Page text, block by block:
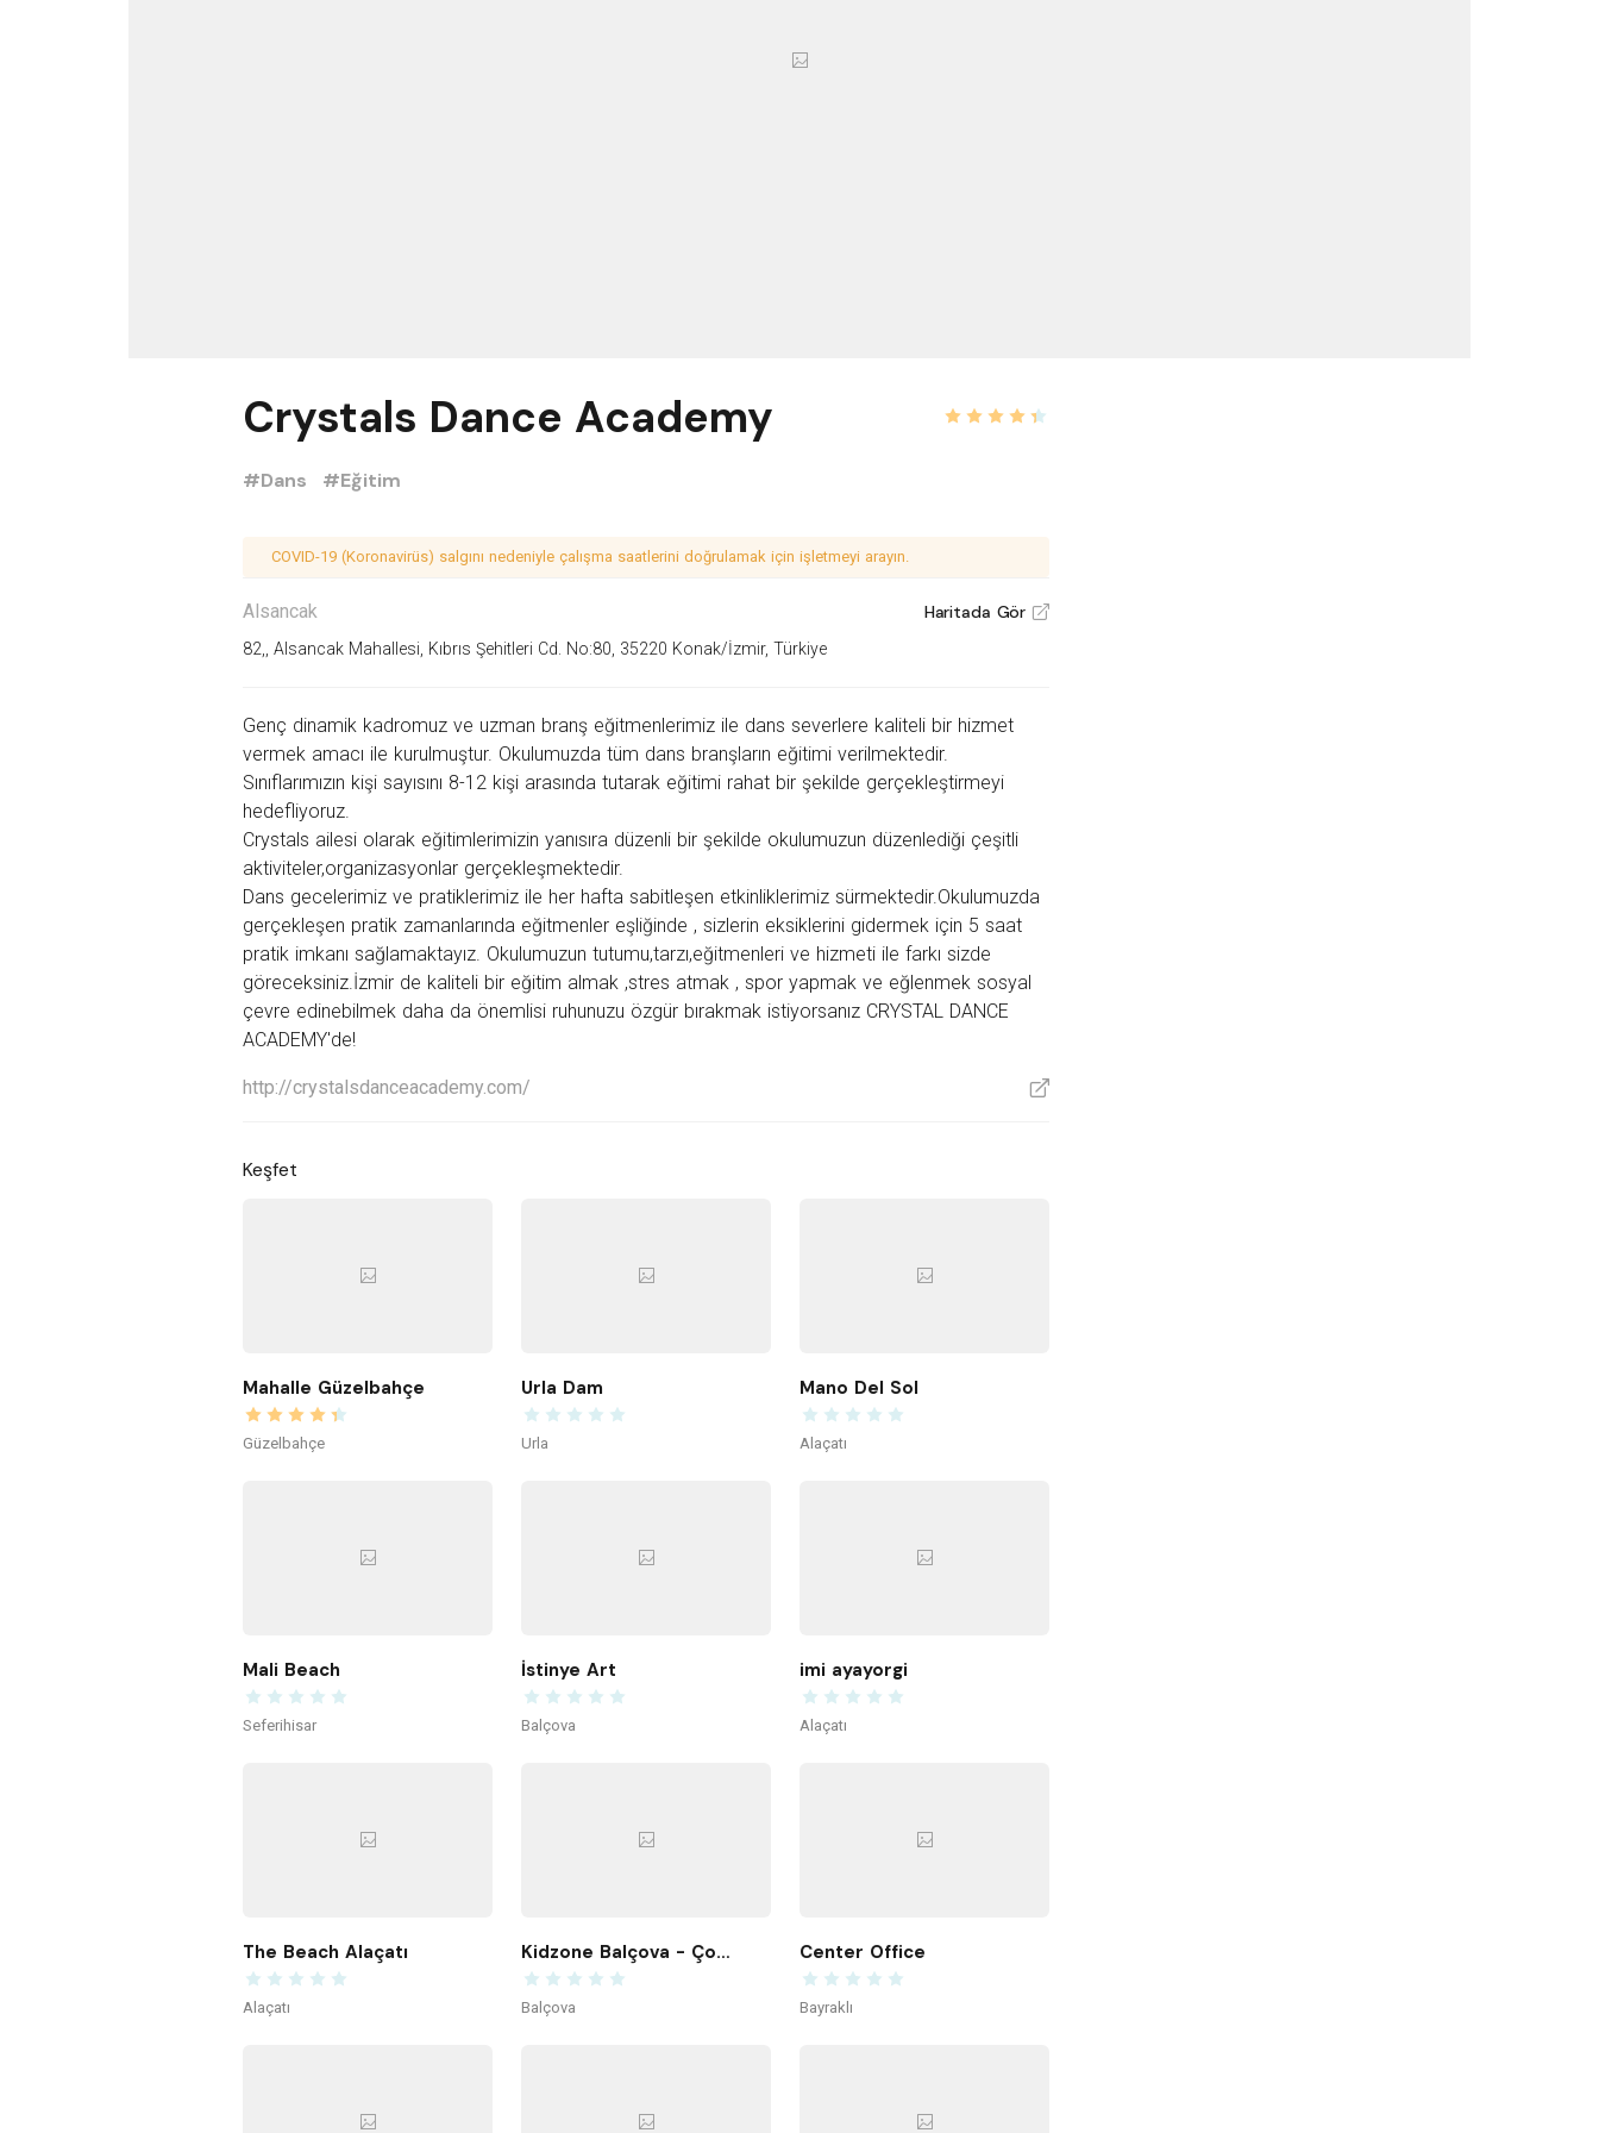
Crystals Dance Academy
#Dans #Eğitim
COVID-19 (Koronavirüs) salgını nedeniyle çalışma saatlerini doğrulamak için işletmeyi arayın.
Alsancak Haritada Gör V
82,, Alsancak Mahallesi, Kıbrıs Şehitleri Cd. No:80, 35220 Konak/İzmir, Türkiye
Genç dinamik kadromuz ve uzman branş eğitmenlerimiz ile dans severlere kaliteli bir hizmet
vermek amacı ile kurulmuştur. Okulumuzda tüm dans branşların eğitimi verilmektedir.
Sınıflarımızın kişi sayısını 8-12 kişi arasında tutarak eğitimi rahat bir şekilde gerçekleştirmeyi
hedefliyoruz.
Crystals ailesi olarak eğitimlerimizin yanısıra düzenli bir şekilde okulumuzun düzenlediği çeşitli
aktiviteler,organizasyonlar gerçekleşmektedir.
Dans gecelerimiz ve pratiklerimiz ile her hafta sabitleşen etkinliklerimiz sürmektedir.Okulumuzda
gerçekleşen pratik zamanlarında eğitmenler eşliğinde , sizlerin eksiklerini gidermek için 5 saat
pratik imkanı sağlamaktayız. Okulumuzun tutumu,tarzı,eğitmenleri ve hizmeti ile farkı sizde
göreceksiniz.İzmir de kaliteli bir eğitim almak ,stres atmak , spor yapmak ve eğlenmek sosyal
çevre edinebilmek daha da önemlisi ruhunuzu özgür bırakmak istiyorsanız CRYSTAL DANCE
ACADEMY'de!
http://crystalsdanceacademy.com/ V
Keşfet
Mahalle Güzelbahçe
Güzelbahçe
Urla Dam
Urla
Mano Del Sol
Alaçatı
Mali Beach
Seferihisar
İstinye Art
Balçova
imi ayayorgi
Alaçatı
The Beach Alaçatı
Alaçatı
Kidzone Balçova - Çocuk Gelişim ve Aktivite Merkezi
Balçova
Center Office
Bayraklı